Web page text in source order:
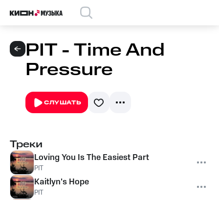
PIT - Time And
Pressure
СЛУШАТЬ
Треки
Loving You Is The Easiest Part
PIT
Kaitlyn's Hope
PIT